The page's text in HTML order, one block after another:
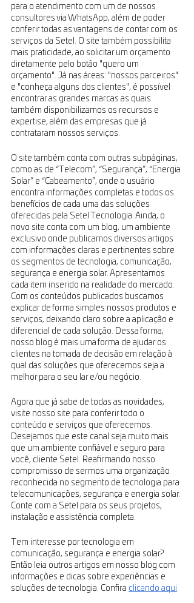
para o atendimento com um de nossos
consultores via WhatsApp, além de poder
conferir todas as vantagens de contar com os
serviços da Setel. O site também possibilita
mais praticidade, ao solicitar um orçamento
diretamente pelo botão "quero um
orçamento". Já nas áreas: "nossos parceiros"
e "conheça alguns dos clientes", é possível
encontrar as grandes marcas as quais
também disponibilizamos os recursos e
expertise, além das empresas que já
contrataram nossos serviços.
O site também conta com outras subpáginas,
como as de “Telecom”, “Segurança”, “Energia
Solar” e “Cabeamento”, onde o usuário
encontra informações completas e todos os
benefícios de cada uma das soluções
oferecidas pela Setel Tecnologia. Ainda, o
novo site conta com um blog, um ambiente
exclusivo onde publicamos diversos artigos
com informações claras e pertinentes sobre
os segmentos de tecnologia, comunicação,
segurança e energia solar. Apresentamos
cada item inserido na realidade do mercado.
Com os conteúdos publicados buscamos
explicar de forma simples nossos produtos e
serviços, deixando claro sobre a aplicação e
diferencial de cada solução. Dessa forma,
nosso blog é mais uma forma de ajudar os
clientes na tomada de decisão em relação à
qual das soluções que oferecemos seja a
melhor para o seu lar e/ou negócio.
Agora que já sabe de todas as novidades,
visite nosso site para conferir todo o
conteúdo e serviços que oferecemos.
Desejamos que este canal seja muito mais
que um ambiente confiável e seguro para
você, cliente Setel. Reafirmando nosso
compromisso de sermos uma organização
reconhecida no segmento de tecnologia para
telecomunicações, segurança e energia solar.
Conte com a Setel para os seus projetos,
instalação e assistência completa.
Tem interesse por tecnologia em
comunicação, segurança e energia solar?
Então leia outros artigos em nosso blog com
informações e dicas sobre experiências e
soluções de tecnologia. Confira clicando aqui